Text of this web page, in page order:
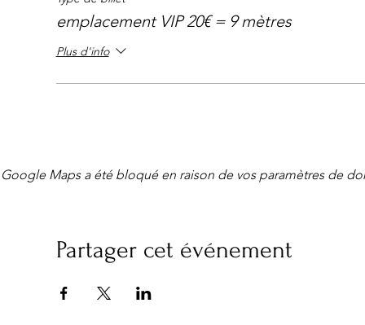
emplacement VIP 20€ = 9 mètres
Plus d'info
Google Maps a été bloqué en raison de vos paramètres de
Partager cet événement